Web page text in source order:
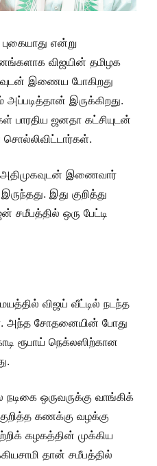
என்று
விஜயின் தமிழக
இணைய போகிறது
அப்படித்தான் இருக்கிறது.
பாரதிய ஜனதா கட்சியுடன்
அதிமுகவுடன் இணைவார்
இது குறித்து
சமீபத்தில் ஒரு பேட்டி
விஜய் வீட்டில் நடந்த
அந்த சோதனையின் போது
ரூபாய் நெக்லஸிற்கான
ஒருவருக்கு வாங்கிக்
கணக்கு வழக்கு
கழகத்தின் முக்கிய
தான் சமீபத்தில்